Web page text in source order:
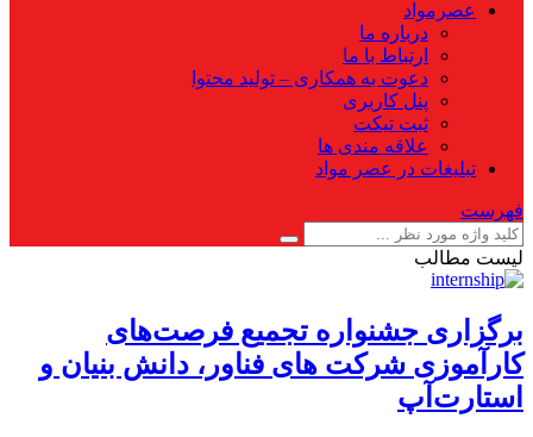
عصرمواد
درباره ما
ارتباط با ما
دعوت به همکاری – تولید محتوا
پنل کاربری
ثبت تیکت
علاقه مندی ها
تبلیغات در عصر مواد
فهرست
لیست مطالب
برگزاری جشنواره تجمیع فرصت‌های
کارآموزی شرکت های فناور، دانش بنیان و
استارت‌آپ